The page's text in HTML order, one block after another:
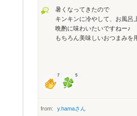
暑くなってきたので
キンキンに冷やして、お風呂
晩酌に味わいたいですねー♪
もちろん美味しいおつまみを
7 5
from: y.hamaさん